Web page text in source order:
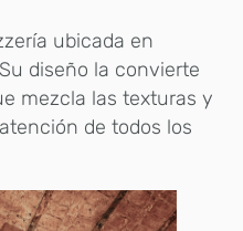
ubicada en
diseño la convierte
mezcla las texturas y
de todos los